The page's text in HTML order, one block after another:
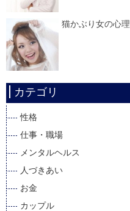
猫かぶり女の心
カテゴリ
性格
仕事・職場
メンタルヘルス
人づきあい
お金
カップル